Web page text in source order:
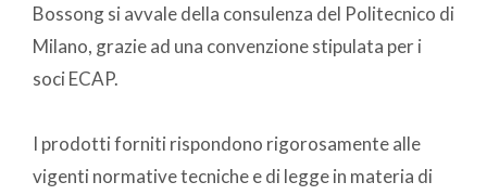
Bossong si avvale della consulenza del Politecnico di
Milano, grazie ad una convenzione stipulata per i
soci ECAP.
I prodotti forniti rispondono rigorosamente alle
vigenti normative tecniche e di legge in materia di